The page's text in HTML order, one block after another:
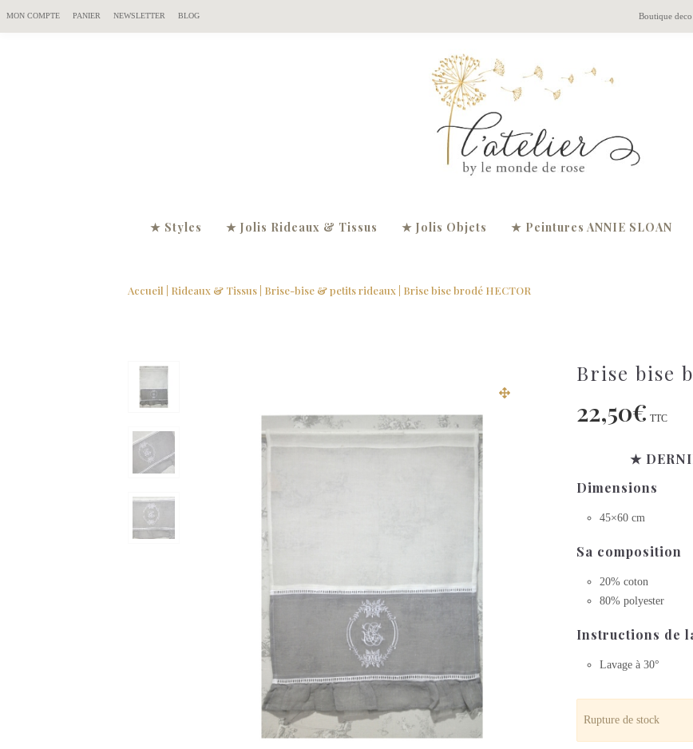
Boutique
MON COMPTE PANIER NEWSLETTER BLOG
★ Styles ★ Jolis Rideaux & Tissus ★ Jolis Objets ★ Peintures ANNIE SLOAN
Accueil Rideaux & Tissus Brise-bise & petits rideaux | Brise bise brodé HECTOR
Brise bise
22,50€ TTC
★
Dimensions
45×60 cm
Sa composition
20% coton
80% polyester
Instructions de
Lavage à 30°
Rupture de stock